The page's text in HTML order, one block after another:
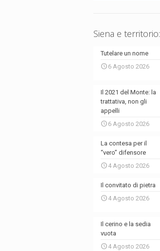
Siena e territorio:
Tutelare un nome
6 Agosto 2026
Il 2021 del Monte: la
trattativa, non gli
appelli
6 Agosto 2026
La contesa per il
“vero” difensore
4 Agosto 2026
Il convitato di pietra
4 Agosto 2026
Il cerino e la sedia
vuota
4 Agosto 2026